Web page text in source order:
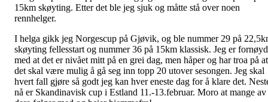
15km skøyting. Etter det ble jeg sjuk og måtte stå over noen
rennhelger.
I helga gikk jeg Norgescup på Gjøvik, og ble nummer 29 på
skøyting fellesstart og nummer 36 på 15km klassisk. Jeg er fornøyd
med at det er nivået mitt på en grei dag, men håper og har troa på at
det skal være mulig å gå seg inn topp 20 utover sesongen. Jeg skal
hvert fall gjøre så godt jeg kan hver eneste dag for å klare det.
nå er Skandinavisk cup i Estland 11.-13.februar. Moro at mange av